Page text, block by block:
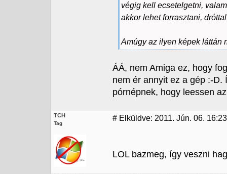
végig kell ecsetelgetni,
akkor lehet forrasztani,
Amúgy az ilyen képek láttán
ÁÁ, nem Amiga ez, hogy
nem ér annyit ez a gép :-
pórnépnek, hogy leessen
TCH
Tag
# Elküldve: 2011. Jún. 06. 16:23
LOL bazmeg, így veszni